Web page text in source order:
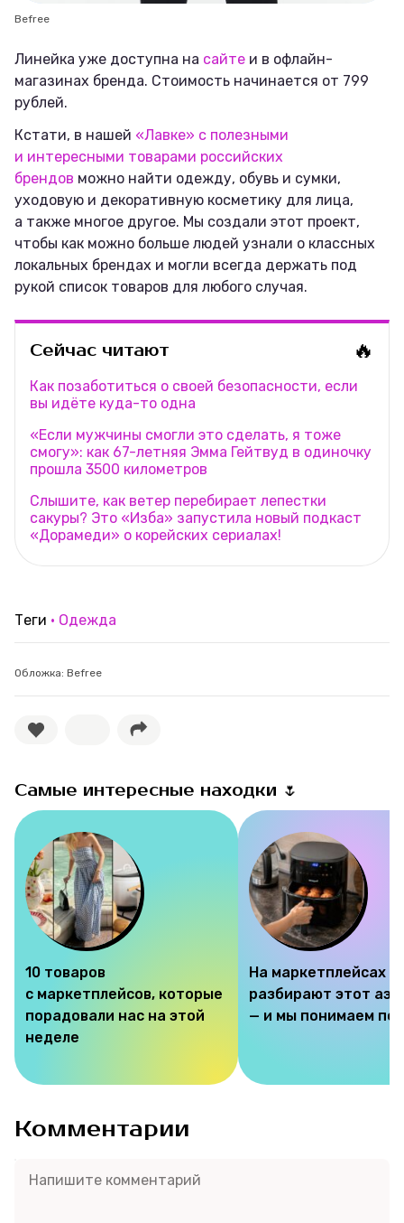
Befree
Линейка уже доступна на сайте и в офлайн-
магазинах бренда. Стоимость начинается от 799
рублей.
Кстати, в нашей «Лавке» с полезными
и интересными товарами российских
брендов можно найти одежду, обувь и сумки,
уходовую и декоративную косметику для лица,
а также многое другое. Мы создали этот проект,
чтобы как можно больше людей узнали о классных
локальных брендах и могли всегда держать под
рукой список товаров для любого случая.
Сейчас читают 🔥
Как позаботиться о своей безопасности, если
вы идёте куда-то одна
«Если мужчины смогли это сделать, я тоже
смогу»: как 67-летняя Эмма Гейтвуд в одиночку
прошла 3500 километров
Слышите, как ветер перебирает лепестки
сакуры? Это «Изба» запустила новый подкаст
«Дорамеди» о корейских сериалах!
Теги Одежда
Обложка: Befree
Самые интересные находки 🌷
10 товаров
с маркетплейсов, которые
порадовали нас на этой
неделе
На маркетплейсах
разбирают этот
— и мы понимаем
Комментарии